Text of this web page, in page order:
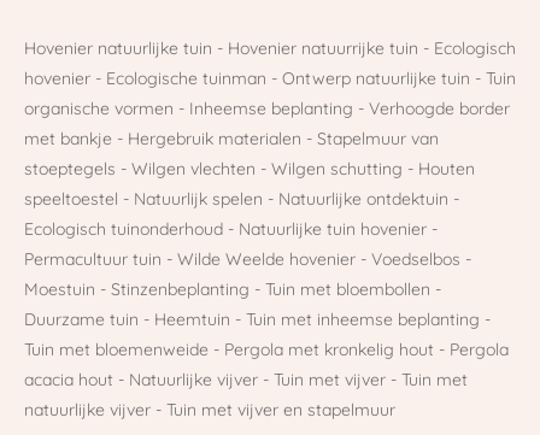
Hovenier natuurlijke tuin - Hovenier natuurrijke tuin - Ecologisch
hovenier - Ecologische tuinman - Ontwerp natuurlijke tuin - Tuin
organische vormen - Inheemse beplanting - Verhoogde border
met bankje - Hergebruik materialen - Stapelmuur van
stoeptegels - Wilgen vlechten - Wilgen schutting - Houten
speeltoestel - Natuurlijk spelen - Natuurlijke ontdektuin -
Ecologisch tuinonderhoud - Natuurlijke tuin hovenier -
Permacultuur tuin - Wilde Weelde hovenier - Voedselbos -
Moestuin - Stinzenbeplanting - Tuin met bloembollen -
Duurzame tuin - Heemtuin - Tuin met inheemse beplanting -
Tuin met bloemenweide - Pergola met kronkelig hout - Pergola
acacia hout - Natuurlijke vijver - Tuin met vijver - Tuin met
natuurlijke vijver - Tuin met vijver en stapelmuur